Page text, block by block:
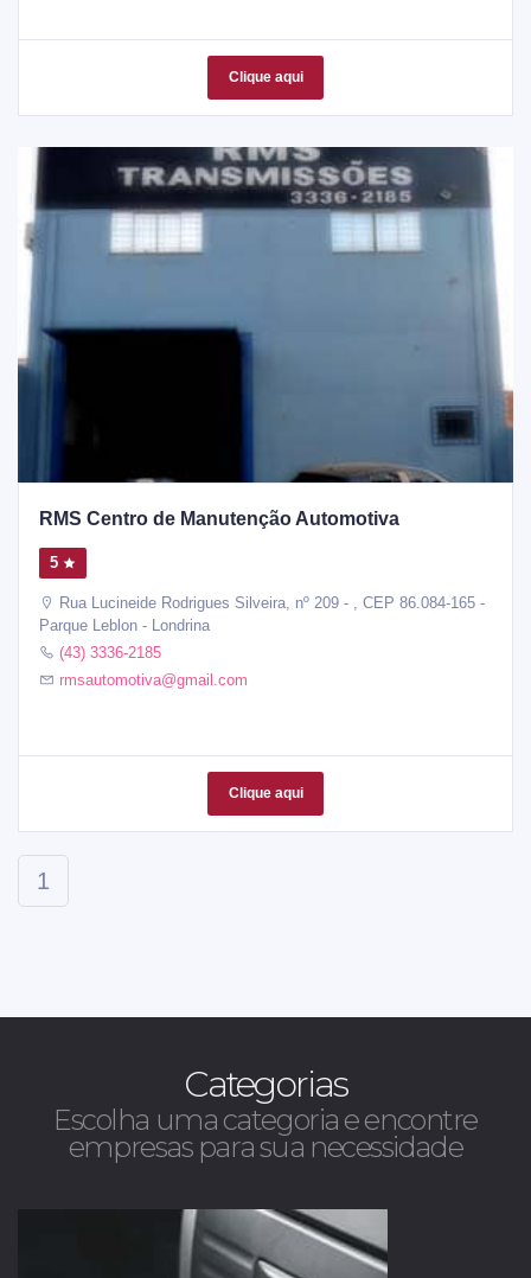
Clique aqui
RMS Centro de Manutenção Automotiva
5
Rua Lucineide Rodrigues Silveira, nº 209 - , CEP 86.084-165 -
Parque Leblon - Londrina
(43) 3336-2185
rmsautomotiva@gmail.com
Clique aqui
1
Categorias
Escolha uma categoria e encontre
empresas para sua necessidade